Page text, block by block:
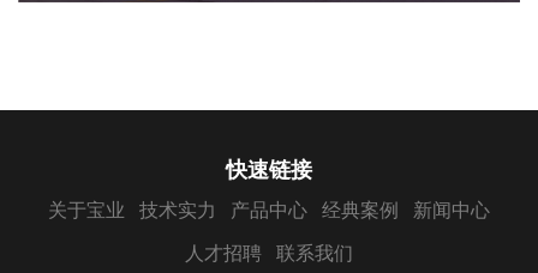
快速链接
关于宝业 技术实力 产品中心 经典案例 新闻中心
人才招聘 联系我们